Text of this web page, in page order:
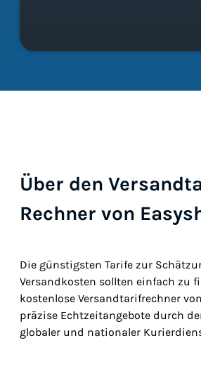
Über den
Rechner von
Die günstigsten Tarife zur
Versandkosten sollten einfach zu
kostenlose Versandtarifrechner
präzise Echtzeitangebote durch
globaler und nationaler